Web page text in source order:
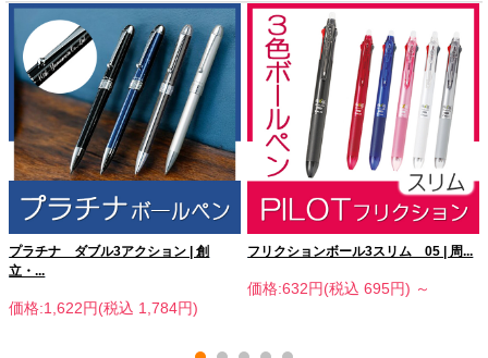
プラチナ ダブル3アクション | 創
立・...
価格:1,622円(税込 1,784円)
フリクションボール3スリム 05 | 周...
価格:632円(税込 695円) ～